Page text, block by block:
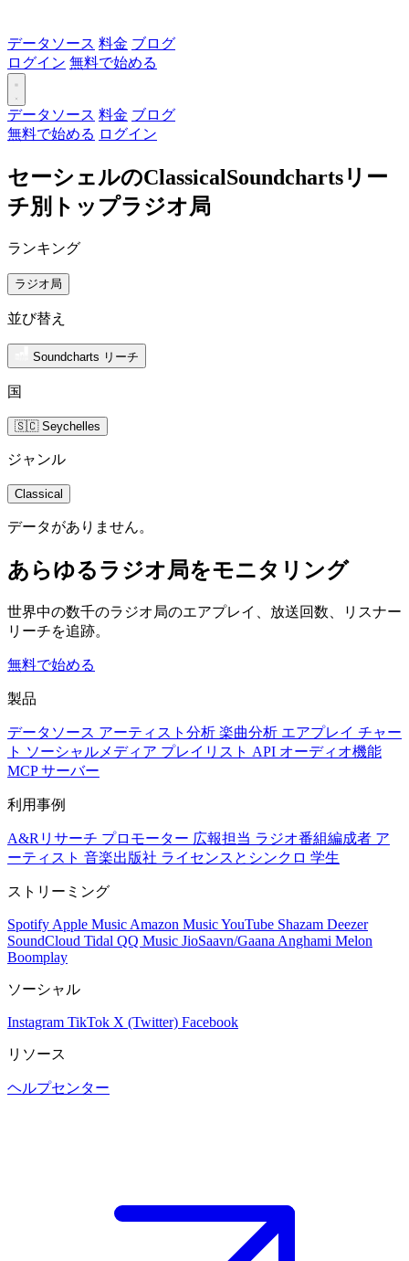
データソース 料金 ブログ
ログイン 無料で始める
データソース 料金 ブログ
無料で始める ログイン
セーシェルのClassicalSoundchartsリー
チ別トップラジオ局
ランキング
ラジオ局
並び替え
Soundcharts リーチ
国
🇸🇨 Seychelles
ジャンル
Classical
データがありません。
あらゆるラジオ局をモニタリング
世界中の数千のラジオ局のエアプレイ、放送回数、リスナー
リーチを追跡。
無料で始める
製品
データソース アーティスト分析 楽曲分析 エアプレイ チャー
ト ソーシャルメディア プレイリスト API オーディオ機能
MCP サーバー
利用事例
A&Rリサーチ プロモーター 広報担当 ラジオ番組編成者 ア
ーティスト 音楽出版社 ライセンスとシンクロ 学生
ストリーミング
Spotify Apple Music Amazon MusicYouTube Shazam Deezer
SoundCloud Tidal QQ Music JioSaavn/Gaana Anghami Melon
Boomplay
ソーシャル
Instagram TikTok X (Twitter) Facebook
リソース
ヘルプセンター